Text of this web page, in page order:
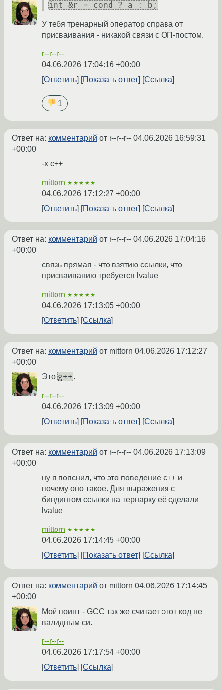
int &r = cond ? a : b;
У тебя тренарный оператор справа от
присваивания - никакой связи с ОП-постом.
r--r--r--
04.06.2026 17:04:16 +00:00
Ответить
Показать ответ Ссылка
1
Ответ на: комментарий от r--r--r-- 04.06.2026 16:59:31
+00:00
-x c++
mittorn ★★★★★
04.06.2026 17:12:27 +00:00
Ответить
Показать ответ Ссылка
Ответ на: комментарий от r--r--r-- 04.06.2026 17:04:16
+00:00
связь прямая - что взятию ссылки, что
присваиванию требуется lvalue
mittorn ★★★★★
04.06.2026 17:13:05 +00:00
Ответить
Ссылка
Ответ на: комментарий от mittorn 04.06.2026 17:12:27
+00:00
Это g++.
r--r--r--
04.06.2026 17:13:09 +00:00
Ответить
Показать ответ Ссылка
Ответ на: комментарий от r--r--r-- 04.06.2026 17:13:09
+00:00
ну я пояснил, что это поведение c++ и
почему оно такое. Для выражения с
биндингом ссылки на тернарку её сделали
lvalue
mittorn ★★★★★
04.06.2026 17:14:45 +00:00
Ответить
Показать ответ Ссылка
Ответ на: комментарий от mittorn 04.06.2026 17:14:45
+00:00
Мой поинт - GCC так же считает этот код не
валидным си.
r--r--r--
04.06.2026 17:17:54 +00:00
Ответить
Ссылка